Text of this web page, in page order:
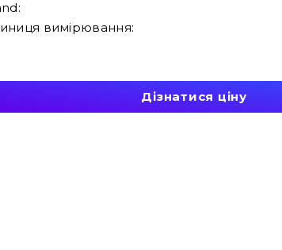
вимірювання:
Дізнатися ціну